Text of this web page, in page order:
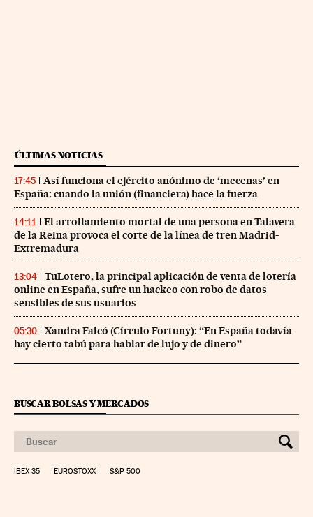
ÚLTIMAS NOTICIAS
17:45
Así funciona el ejército anónimo de ‘mecenas’ en
España: cuando la unión (financiera) hace la fuerza
14:11
El arrollamiento mortal de una persona en Talavera
de la Reina provoca el corte de la línea de tren Madrid-
Extremadura
13:04
TuLotero, la principal aplicación de venta de lotería
online en España, sufre un hackeo con robo de datos
sensibles de sus usuarios
05:30
Xandra Falcó (Círculo Fortuny): “En España todavía
hay cierto tabú para hablar de lujo y de dinero”
BUSCAR BOLSAS Y MERCADOS
IBEX 35 EUROSTOXX S&P 500